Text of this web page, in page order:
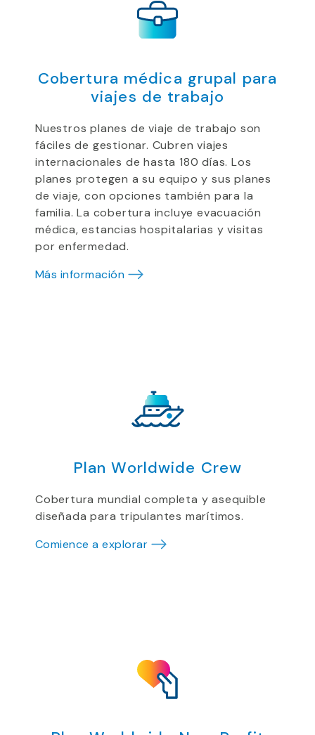
Cobertura médica grupal para
viajes de trabajo
Nuestrosplanes de viaje de trabajo son
fáciles de gestionar. Cubrenviajes
internacionales de hasta 180 días.Los
planes protegen asu equipo y susplanes
de viaje, con opciones también para la
familia.La cobertura incluye evacuación
médica, estancias hospitalarias yvisitas
por enfermedad.
Más información
Plan Worldwide Crew
Cobertura mundial completa y asequible
diseñada para tripulantes marítimos.
Comience a explorar